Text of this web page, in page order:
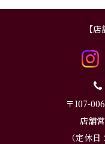
【
〒107-
店舗
（定休